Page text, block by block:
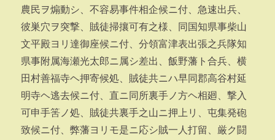
農民ヲ煽動シ、不容易事件相企候ニ付、急速出兵、
彼巣穴ヲ突撃、賊徒掃攘可有之様、同国知県事柴山
文平殿ヨリ達御座候ニ付、分領富津表出張之兵隊知
県事附属海瀬光太郎ニ属シ差出、飯野藩ト合兵、横
田村善福寺ヘ押寄候処、賊徒共ニハ早同郡高谷村延
明寺ヘ逃去候ニ付、直ニ同所裏手ノ方ヘ相廻、撃入
可申手筈ノ処、賊徒共裏手之山ニ押上リ、屯集発砲
致候ニ付、弊藩ヨリモ是ニ応シ賊一人打留、厳ク闘